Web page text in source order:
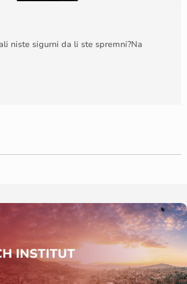
niste sigurni da li ste spremni?Na